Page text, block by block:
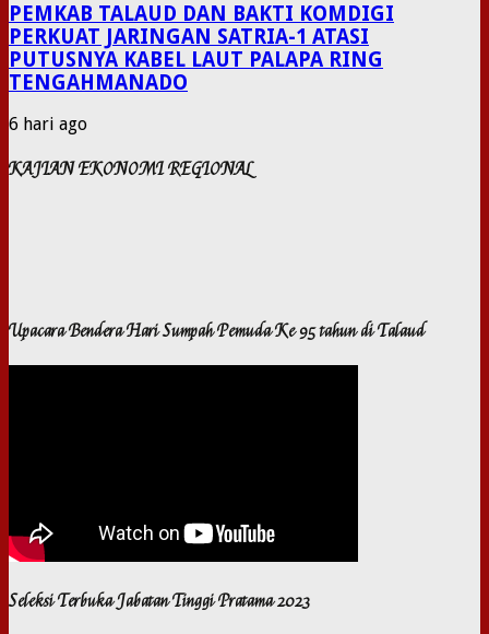
PEMKAB TALAUD DAN BAKTI KOMDIGI
PERKUAT JARINGAN SATRIA-1 ATASI
PUTUSNYA KABEL LAUT PALAPA RING
TENGAHMANADO
6 hari ago
KAJIAN EKONOMI REGIONAL
Upacara Bendera Hari Sumpah Pemuda Ke 95 tahun di Talaud
Seleksi Terbuka Jabatan Tinggi Pratama 2023